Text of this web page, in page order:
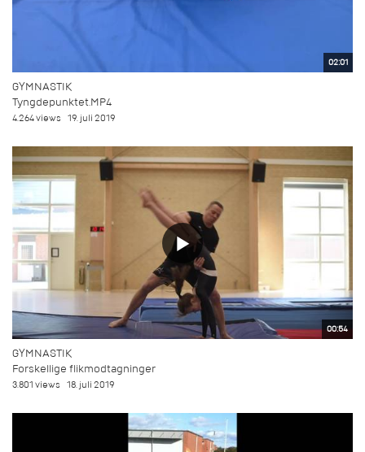
02:01
GYMNASTIK
Tyngdepunktet.MP4
4.264 views 19. juli 2019
00:54
GYMNASTIK
Forskellige flikmodtagninger
3.801 views 18. juli 2019